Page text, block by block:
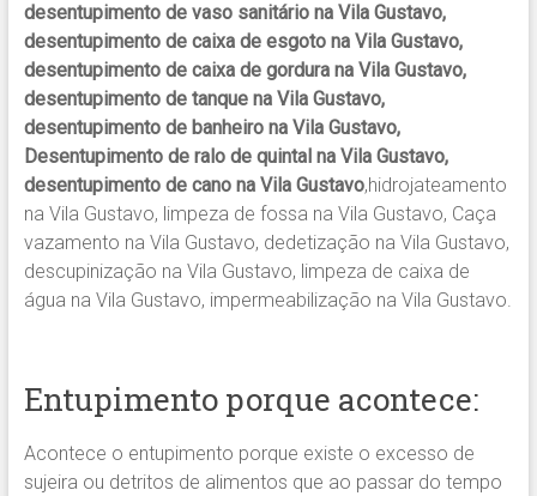
desentupimento de vaso sanitário na Vila Gustavo,
desentupimento de caixa de esgoto na Vila Gustavo,
desentupimento de caixa de gordura na Vila Gustavo,
desentupimento de tanque na Vila Gustavo,
desentupimento de banheiro na Vila Gustavo,
Desentupimento de ralo de quintal na Vila Gustavo,
desentupimento de cano na Vila Gustavo,hidrojateamento
na Vila Gustavo, limpeza de fossa na Vila Gustavo, Caça
vazamento na Vila Gustavo, dedetização na Vila Gustavo,
descupinização na Vila Gustavo, limpeza de caixa de
água na Vila Gustavo, impermeabilização na Vila Gustavo.
Entupimento porque acontece:
Acontece o entupimento porque existe o excesso de
sujeira ou detritos de alimentos que ao passar do tempo